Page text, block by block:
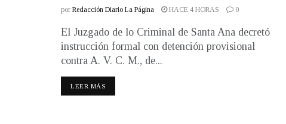
por Redacción Diario La Página HACE 4 HORAS 0
El Juzgado de lo Criminal de Santa Ana decretó
instrucción formal con detención provisional
contra A. V. C. M., de...
LEER MÁS